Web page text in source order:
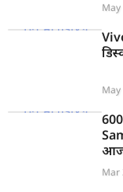
May
May
Mar